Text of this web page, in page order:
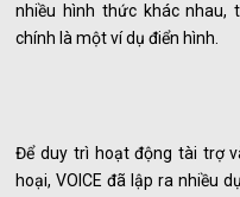
nhiều hình thức khác nhau,
chính là một ví dụ điển hình.
Để duy trì hoạt động tài trợ
hoại, VOICE đã lập ra nhiều